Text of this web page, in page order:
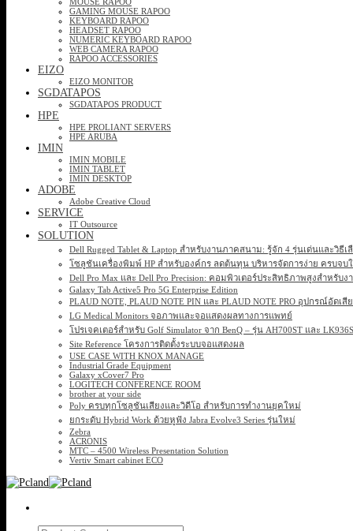
GAMING MOUSE RAPOO
KEYBOARD RAPOO
HEADSET RAPOO
NUMERIC KEYBOARD RAPOO
WEB CAMERA RAPOO
RAPOO ACCESSORIES
EIZO
EIZO MONITOR
SGDATAPOS
SGDATAPOS PRODUCT
HPE
HPE PROLIANT SERVERS
HPE ARUBA
IMIN
IMIN MOBILE
IMIN TABLET
IMIN DESKTOP
ADOBE
Adobe Creative Cloud
SERVICE
IT Outsource
SOLUTION
Dell Rugged Tablet & Laptop สำหรับงานภาคสนาม: รู้จัก 4 รุ่นเด่นและวิธีเ
โซลูชันเครื่องพิมพ์ HP สำหรับองค์กร ลดต้นทุน บริหารจัดการง่าย ครบจบ
Dell Pro Max และ Dell Pro Precision: คอมพิวเตอร์ประสิทธิภาพสูงสำหรับ
Galaxy Tab Active5 Pro 5G Enterprise Edition
PLAUD NOTE, PLAUD NOTE PIN และ PLAUD NOTE PRO อุปกรณ์อัด
LG Medical Monitors จอภาพและจอแสดงผลทางการแพทย์
โปรเจคเตอร์สำหรับ Golf Simulator จาก BenQ – รุ่น AH700ST และ
Site Reference โครงการติดตั้งระบบจอแสดงผล
USE CASE WITH KNOX MANAGE
Industrial Grade Equipment
Galaxy xCover7 Pro
LOGITECH CONFERENCE ROOM
brother at your side
Poly ครบทุกโซลูชันเสียงและวิดีโอ สำหรับการทำงานยุคใหม่
ยกระดับ Hybrid Work ด้วยหูฟัง Jabra Evolve3 Series รุ่นใหม่
Zebra
ACRONIS
MTC – 4500 Wireless Presentation Solution
Vertiv Smart cabinet ECO